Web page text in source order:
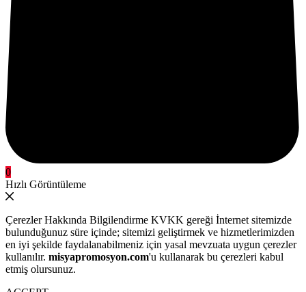
0
Hızlı Görüntüleme
Çerezler Hakkında Bilgilendirme KVKK gereği İnternet sitemizde
bulunduğunuz süre içinde; sitemizi geliştirmek ve hizmetlerimizden
en iyi şekilde faydalanabilmeniz için yasal mevzuata uygun çerezler
kullanılır. misyapromosyon.com'u kullanarak bu çerezleri kabul
etmiş olursunuz.